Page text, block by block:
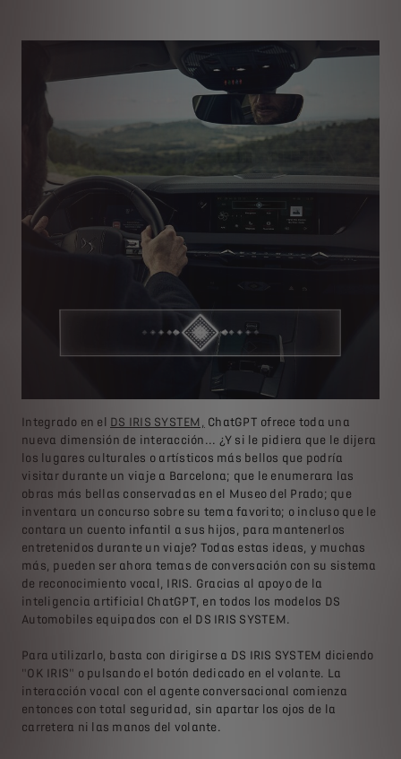
Integrado en el DS IRIS SYSTEM, ChatGPT ofrece toda una
nueva dimensión de interacción... ¿Y si le pidiera que le dijera
los lugares culturales o artísticos más bellos que podría
visitar durante un viaje a Barcelona; que le enumerara las
obras más bellas conservadas en el Museo del Prado; que
inventara un concurso sobre su tema favorito; o incluso que le
contara un cuento infantil a sus hijos, para mantenerlos
entretenidos durante un viaje? Todas estas ideas, y muchas
más, pueden ser ahora temas de conversación con su sistema
de reconocimiento vocal, IRIS. Gracias al apoyo de la
inteligencia artificial ChatGPT, en todos los modelos DS
Automobiles equipados con el DS IRIS SYSTEM.
Para utilizarlo, basta con dirigirse a DS IRIS SYSTEM diciendo
"OK IRIS" o pulsando el botón dedicado en el volante. La
interacción vocal con el agente conversacional comienza
entonces con total seguridad, sin apartar los ojos de la
carretera ni las manos del volante.